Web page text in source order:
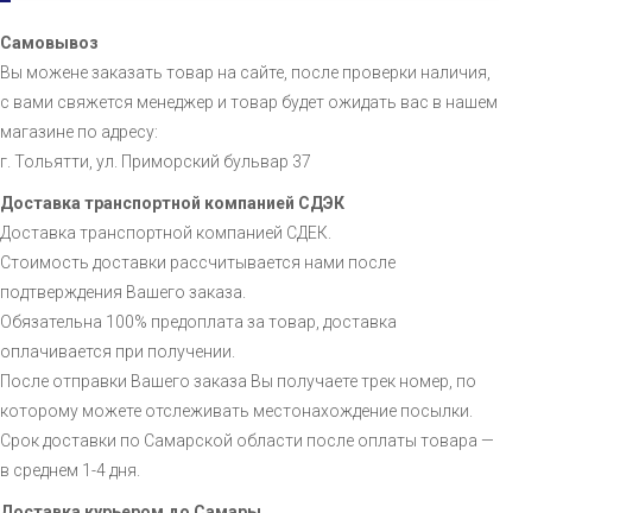
Самовывоз
Вы можене заказать товар на сайте, после проверки наличия,
с вами свяжется менеджер и товар будет ожидать вас в нашем
магазине по адресу:
г. Тольятти, ул. Приморский бульвар 37
Доставка транспортной компанией СДЭК
Доставка транспортной компанией СДЕК.
Стоимость доставки рассчитывается нами после
подтверждения Вашего заказа.
Обязательна 100% предоплата за товар, доставка
оплачивается при получении.
После отправки Вашего заказа Вы получаете трек номер, по
которому можете отслеживать местонахождение посылки.
Срок доставки по Самарской области после оплаты товара —
в среднем 1-4 дня.